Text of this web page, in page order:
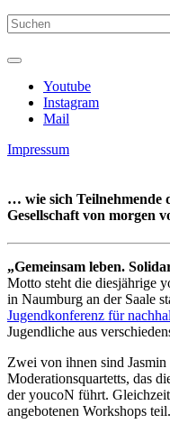
Youtube
Instagram
Mail
Impressum
… wie sich Teilnehmende
Gesellschaft von morgen
„Gemeinsam leben.
Motto steht die diesjährige
in Naumburg an der Saale
Jugendkonferenz für
Jugendliche aus
Zwei von ihnen sind
Moderationsquartetts, das
der youcoN führt.
angebotenen Workshops teil.